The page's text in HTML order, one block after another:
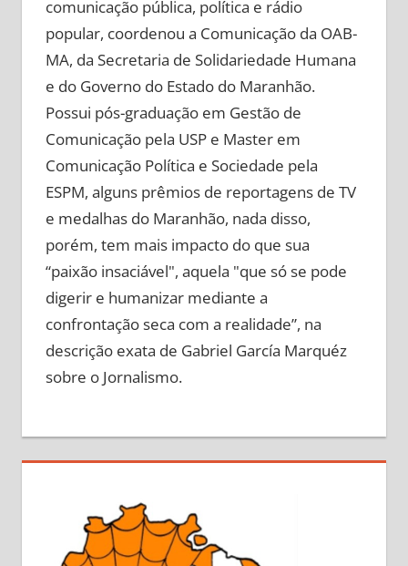
comunicação pública, política e rádio
popular, coordenou a Comunicação da OAB-
MA, da Secretaria de Solidariedade Humana
e do Governo do Estado do Maranhão.
Possui pós-graduação em Gestão de
Comunicação pela USP e Master em
Comunicação Política e Sociedade pela
ESPM, alguns prêmios de reportagens de TV
e medalhas do Maranhão, nada disso,
porém, tem mais impacto do que sua
“paixão insaciável", aquela "que só se pode
digerir e humanizar mediante a
confrontação seca com a realidade”, na
descrição exata de Gabriel García Marquéz
sobre o Jornalismo.